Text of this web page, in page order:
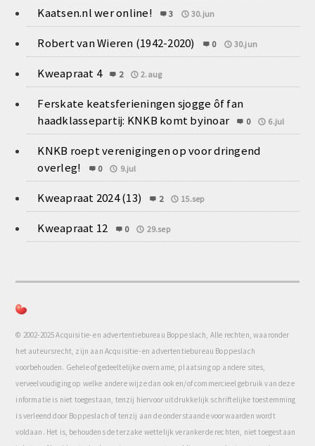
Kaatsen.nl wer online! 3 30.jun
Robert van Wieren (1942-2020) 0 30.jun
Kweapraat 4 2 2.aug
Ferskate keatsferieningen sjogge ôf fan
haadklassepartij: KNKB komt byinoar
0 6.jul
KNKB roept verenigingen op voor dringend
overleg!
0 9.jul
Kweapraat 2024 (13) 2 15.sep
Kweapraat 12 0 29.sep
© 2002-2025 Acquisitie- en advertentiebureau Boppeslach, Alle rechten, waaronder
het auteursrecht, zijn aan Acquisitie- en advertentiebureau Boppeslach
voorbehouden. Gehele of gedeeltelijke overname, plaatsing op andere sites,
verveelvoudiging op welke andere wijze dan ook en/of commercieel gebruik van deze
informatie is niet toegestaan, tenzij hiervoor uitdrukkelijk schriftelijke toestemming
is verleend door Boppeslach of tenzij aan de onderstaande voorwaarden wordt
voldaan. Het is, behoudens de terzake wettelijk verankerde rechten, niet toegestaan